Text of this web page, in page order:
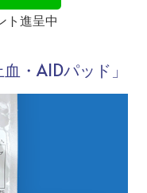
ト進呈中
・AIDパッド」